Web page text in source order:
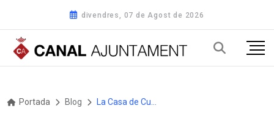
divendres, 07 de Agost de 2026
Portada Blog